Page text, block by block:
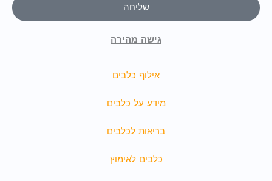
שליחה
גישה מהירה
אילוף כלבים
מידע על כלבים
בריאות לכלבים
כלבים לאימוץ